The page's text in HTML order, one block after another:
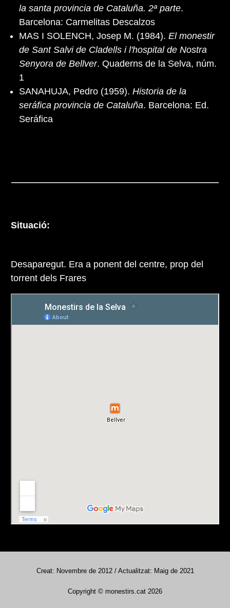
la santa provincia de Cataluña. 2ª parte.
Barcelona: Carmelitas Descalzos
MAS I SOLENCH, Josep M. (1984). El monestir
de Sant Salvi de Cladells i l'hospital de Nostra
Senyora de Bellver. Quaderns de la Selva, núm.
1
SANAHUJA, Pedro (1959). Historia de la
seráfica provincia de Cataluña. Barcelona: Ed.
Seráfica
Situació:
Desaparegut. Era a ponent del centre, prop del
torrent dels Frares
Creat: Novembre de 2012 / Actualitzat: Maig de 2021